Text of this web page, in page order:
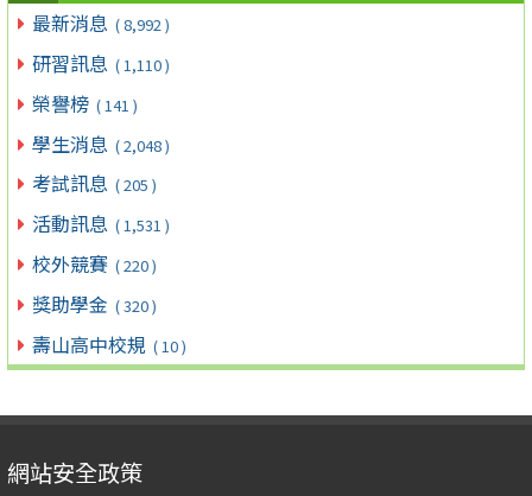
最新消息 ( 8,992 )
研習訊息 ( 1,110 )
榮譽榜 ( 141 )
學生消息 ( 2,048 )
考試訊息 ( 205 )
活動訊息 ( 1,531 )
校外競賽 ( 220 )
獎助學金 ( 320 )
壽山高中校規 ( 10 )
網站安全政策